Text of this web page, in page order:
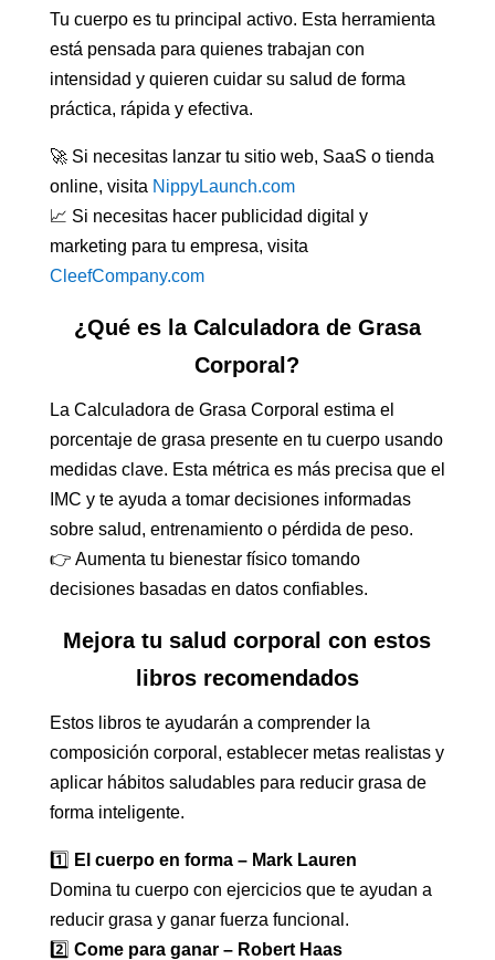
Tu cuerpo es tu principal activo. Esta herramienta
está pensada para quienes trabajan con
intensidad y quieren cuidar su salud de forma
práctica, rápida y efectiva.
🚀 Si necesitas lanzar tu sitio web, SaaS o tienda
online, visita NippyLaunch.com
📈 Si necesitas hacer publicidad digital y
marketing para tu empresa, visita
CleefCompany.com
¿Qué es la Calculadora de Grasa
Corporal?
La Calculadora de Grasa Corporal estima el
porcentaje de grasa presente en tu cuerpo usando
medidas clave. Esta métrica es más precisa que el
IMC y te ayuda a tomar decisiones informadas
sobre salud, entrenamiento o pérdida de peso.
👉 Aumenta tu bienestar físico tomando
decisiones basadas en datos confiables.
Mejora tu salud corporal con estos
libros recomendados
Estos libros te ayudarán a comprender la
composición corporal, establecer metas realistas y
aplicar hábitos saludables para reducir grasa de
forma inteligente.
1️⃣ El cuerpo en forma – Mark Lauren
Domina tu cuerpo con ejercicios que te ayudan a
reducir grasa y ganar fuerza funcional.
2️⃣ Come para ganar – Robert Haas